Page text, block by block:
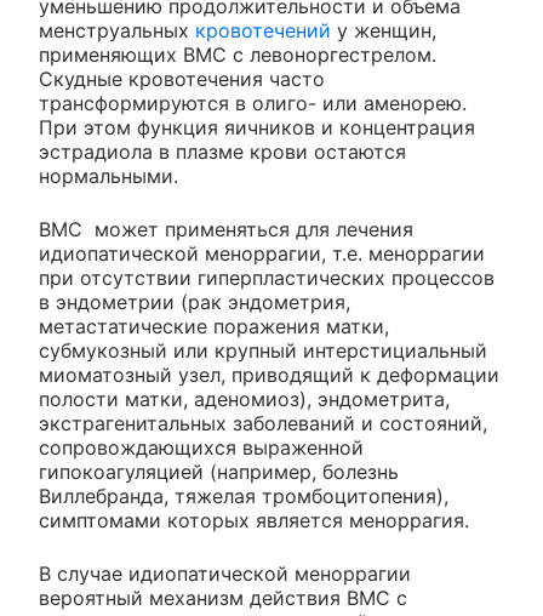
уменьшению продолжительности и объема
менструальных кровотечений у женщин,
применяющих ВМС с левоноргестрелом.
Скудные кровотечения часто
трансформируются в олиго- или аменорею.
При этом функция яичников и концентрация
эстрадиола в плазме крови остаются
нормальными.
ВМС может применяться для лечения
идиопатической меноррагии, т.е. меноррагии
при отсутствии гиперпластических процессов
в эндометрии (рак эндометрия,
метастатические поражения матки,
субмукозный или крупный интерстициальный
миоматозный узел, приводящий к деформации
полости матки, аденомиоз), эндометрита,
экстрагенитальных заболеваний и состояний,
сопровождающихся выраженной
гипокоагуляцией (например, болезнь
Виллебранда, тяжелая тромбоцитопения),
симптомами которых является меноррагия.
В случае идиопатической меноррагии
вероятный механизм действия ВМС с